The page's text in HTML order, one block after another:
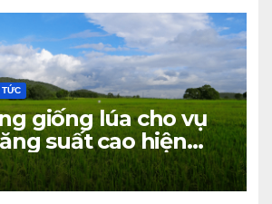
TỨC
giống lúa cho vụ
suất cao hiện